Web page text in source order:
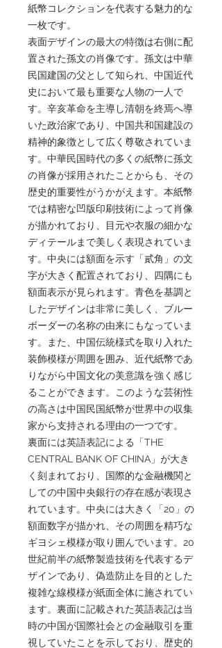
紙幣コレクションを代表する魅力的な
一枚です。
表面デザインの最大の特徴は右側に配
置された孫文の肖像です。孫文は中華
民国建国の父として知られ、中国近代
史において最も重要な人物の一人で
す。辛亥革命を主導し清朝を終焉へ導
いた政治家であり、中国共和国建設の
精神的象徴として広く尊敬されていま
す。中華民国時代の多くの紙幣に孫文
の肖像が採用されたことからも、その
歴史的重要性がうかがえます。本紙幣
では精密な凹版印刷技術によって肖像
が描かれており、目元や衣服の細かな
ディテールまで美しく表現されていま
す。中央には額面を示す「貳角」の文
字が大きく配置されており、四隅にも
額面表示が見られます。青色を基調と
したデザインは非常に美しく、ブルー
ボーダーの名称の由来にもなっていま
す。また、中国伝統様式を取り入れた
装飾模様が周囲を囲み、近代紙幣であ
りながら中国文化の美意識を強く感じ
ることができます。このような芸術性
の高さは中国民国紙幣が世界中の収集
家から支持される理由の一つです。
裏面には英語表記による「THE
CENTRAL BANK OF CHINA」が大き
く刻まれており、国際的な金融機関と
しての中国中央銀行の存在感が表現さ
れています。中央には大きく「20」の
額面数字が描かれ、その周囲を精巧な
ギヨシェ模様が取り囲んでいます。20
世紀前半の紙幣製造技術を代表するデ
ザインであり、偽造防止を目的とした
複雑な線模様が紙面全体に施されてい
ます。裏面に記載された英語表記は当
時の中国が国際社会との金融取引を重
視していたことを示しており、歴史的